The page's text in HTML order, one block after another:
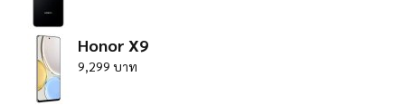
Honor X9
9,299 บาท